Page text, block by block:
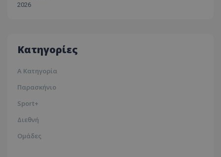
2026
Κατηγορίες
Α Κατηγορία
Παρασκήνιο
Sport+
Διεθνή
Ομάδες